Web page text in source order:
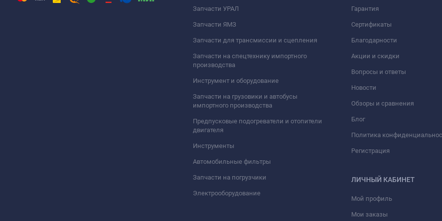
Запчасти УРАЛ
Запчасти ЯМЗ
Запчасти для трансмиссии и сцепления
Запчасти на спецтехнику импортного
производства
Инструмент и оборудование
Запчасти на грузовики и автобусы
импортного производства
Предпусковые подогреватели и отопители
двигателя
Инструменты
Автомобильные фильтры
Запчасти на погрузчики
Электрооборудование
Гарантия
Сертификаты
Благодарности
Акции и скидки
Вопросы и ответы
Новости
Обзоры и сравнения
Блог
Политика
Регистрация
ЛИЧНЫЙ КАБИНЕТ
Мой профиль
Мои заказы